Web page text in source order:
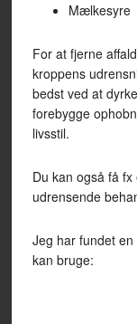
Mælkesyre
For at fjerne
kroppens
bedst ved at
forebygge
livsstil.
Du kan også få
udrensende
Jeg har fundet en
kan bruge: